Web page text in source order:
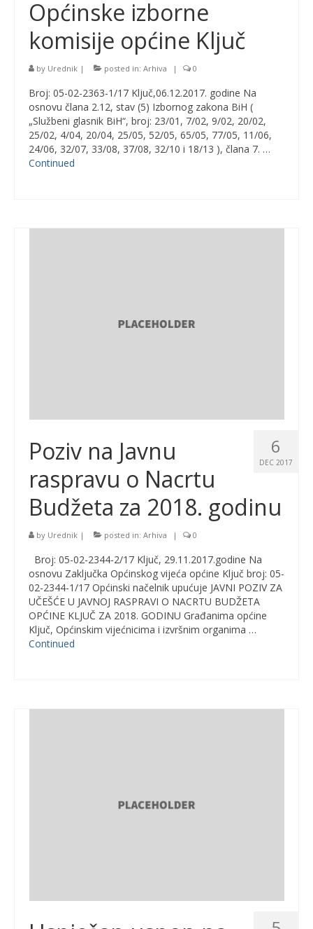
Općinske izborne
komisije općine Ključ
by Urednik | posted in: Arhiva | 0
Broj: 05-02-2363-1/17 Ključ,06.12.2017. godine Na
osnovu člana 2.12, stav (5) Izbornog zakona BiH (
„Službeni glasnik BiH“, broj: 23/01, 7/02, 9/02, 20/02,
25/02, 4/04, 20/04, 25/05, 52/05, 65/05, 77/05, 11/06,
24/06, 32/07, 33/08, 37/08, 32/10 i 18/13 ), člana 7. …
Continued
6
DEC 2017
Poziv na Javnu
raspravu o Nacrtu
Budžeta za 2018. godinu
by Urednik | posted in: Arhiva | 0
Broj: 05-02-2344-2/17 Ključ, 29.11.2017.godine Na
osnovu Zaključka Općinskog vijeća općine Ključ broj: 05-
02-2344-1/17 Općinski načelnik upućuje JAVNI POZIV ZA
UČEŠĆE U JAVNOJ RASPRAVI O NACRTU BUDŽETA
OPĆINE KLJUČ ZA 2018. GODINU Građanima općine
Ključ, Općinskim vijećnicima i izvršnim organima …
Continued